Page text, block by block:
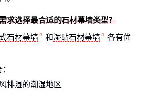
求选择最合适的石材幕墙类型？
石材幕墙 和湿贴石材幕墙
各有优
排湿的潮湿地区